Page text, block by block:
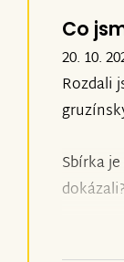
Co
20. 10.
Rozdali
Sbírka
dokázali?
•